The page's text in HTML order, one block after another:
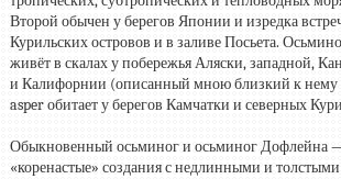
Второй обычен у берегов Японии и изредка
Курильских островов и в заливе Посьета.
живёт в скалах у побережья Аляски, западной,
и Калифорнии (описанный мною близкий к нему
asper обитает у берегов Камчатки и северных
Обыкновенный осьминог и осьминог Дофлейна
«коренастые» создания с недлинными и